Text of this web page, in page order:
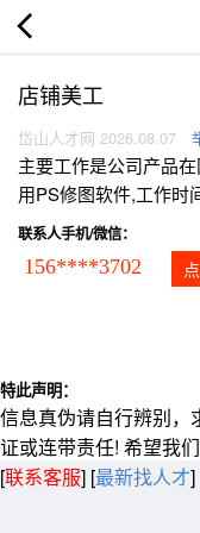
店铺美工
岱山人才网 2026.08.07
主要工作是公司产品
用PS修图软件,工作时
联系人手机/微信：
156****3702
特此声明：
信息真伪请自行辨别，
证或连带责任! 希望我
[联系客服] [最新找人才]